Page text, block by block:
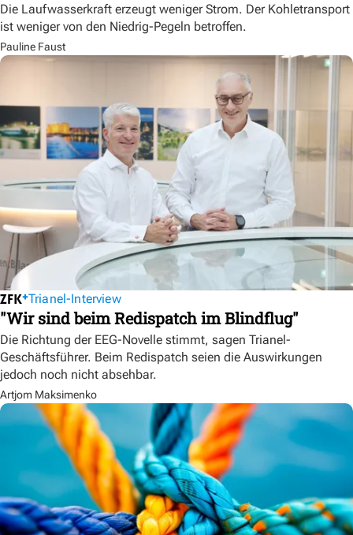
Die Laufwasserkraft erzeugt weniger Strom. Der Kohletransport
ist weniger von den Niedrig-Pegeln betroffen.
Pauline Faust
Trianel-Interview
"Wir sind beim Redispatch im Blindflug"
Die Richtung der EEG-Novelle stimmt, sagen Trianel-
Geschäftsführer. Beim Redispatch seien die Auswirkungen
jedoch noch nicht absehbar.
Artjom Maksimenko